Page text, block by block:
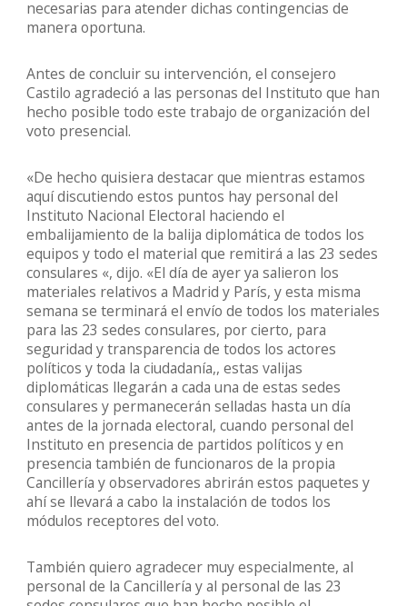
necesarias para atender dichas contingencias de
manera oportuna.
Antes de concluir su intervención, el consejero
Castilo agradeció a las personas del Instituto que han
hecho posible todo este trabajo de organización del
voto presencial.
«De hecho quisiera destacar que mientras estamos
aquí discutiendo estos puntos hay personal del
Instituto Nacional Electoral haciendo el
embalijamiento de la balija diplomática de todos los
equipos y todo el material que remitirá a las 23 sedes
consulares «, dijo. «El día de ayer ya salieron los
materiales relativos a Madrid y París, y esta misma
semana se terminará el envío de todos los materiales
para las 23 sedes consulares, por cierto, para
seguridad y transparencia de todos los actores
políticos y toda la ciudadanía,, estas valijas
diplomáticas llegarán a cada una de estas sedes
consulares y permanecerán selladas hasta un día
antes de la jornada electoral, cuando personal del
Instituto en presencia de partidos políticos y en
presencia también de funcionaros de la propia
Cancillería y observadores abrirán estos paquetes y
ahí se llevará a cabo la instalación de todos los
módulos receptores del voto.
También quiero agradecer muy especialmente, al
personal de la Cancillería y al personal de las 23